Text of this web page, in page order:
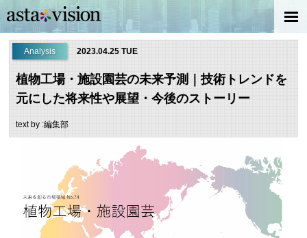
Analysis 2023.04.25 TUE
植物工場・施設園芸の未来予測｜技術トレンドを
元にした将来性や展望・今後のストーリー
text by :編集部